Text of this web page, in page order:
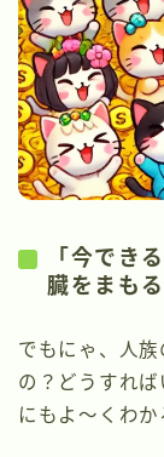
「今でき
臓をまも
でもにゃ、人
の？どうすれ
にもよ〜くわか